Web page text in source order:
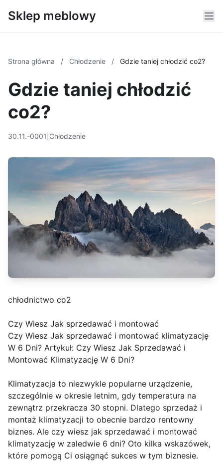
Sklep meblowy
Strona główna / Chłodzenie / Gdzie taniej chłodzić co2?
Gdzie taniej chłodzić
co2?
30.11.-0001 Chłodzenie
chłodnictwo co2
Czy Wiesz Jak sprzedawać i montować
Czy Wiesz Jak sprzedawać i montować klimatyzację
W 6 Dni? Artykuł: Czy Wiesz Jak Sprzedawać i
Montować Klimatyzację W 6 Dni?
Klimatyzacja to niezwykle popularne urządzenie,
szczególnie w okresie letnim, gdy temperatura na
zewnątrz przekracza 30 stopni. Dlatego sprzedaż i
montaż klimatyzacji to obecnie bardzo rentowny
biznes. Ale czy wiesz jak sprzedawać i montować
klimatyzację w zaledwie 6 dni? Oto kilka wskazówek,
które pomogą Ci osiągnąć sukces w tym biznesie.